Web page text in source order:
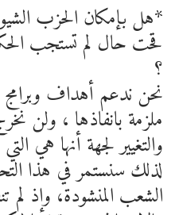
*هل بإمكان الحزب
قحت حال لم تستجب
؟
نحن ندعم أهداف وبرامج
ملزمة بانفاذها ، ولن
والتغيير لجهة أنها هي
لذلك سنستمر في هذا
الشعب المنشودة، وإذ لم